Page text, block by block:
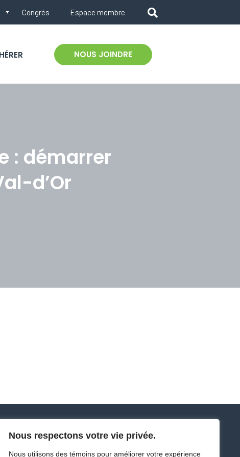
Nous respectons votre vie privée.
Nous utilisons des témoins pour améliorer votre expérience
Congrès Espace membre
NOUS JOINDRE
: démarrer
d’Or